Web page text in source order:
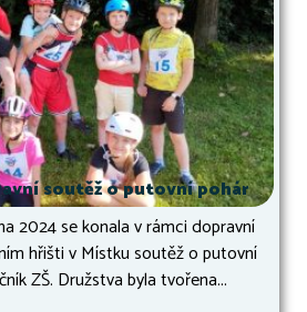
soutěž o putovní pohár
2024 se konala v rámci dopravní
hřišti v Místku soutěž o putovní
ZŠ. Družstva byla tvořena...